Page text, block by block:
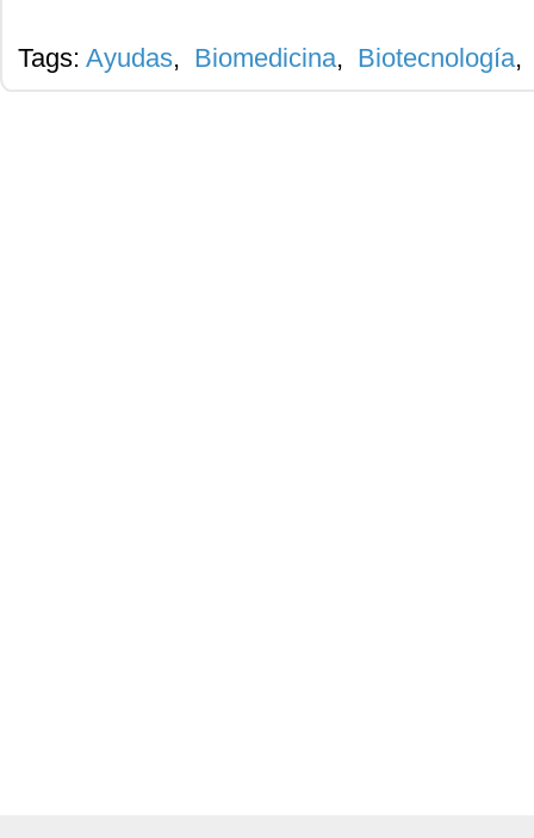
Tags: Ayudas, Biomedicina, Biotecnología